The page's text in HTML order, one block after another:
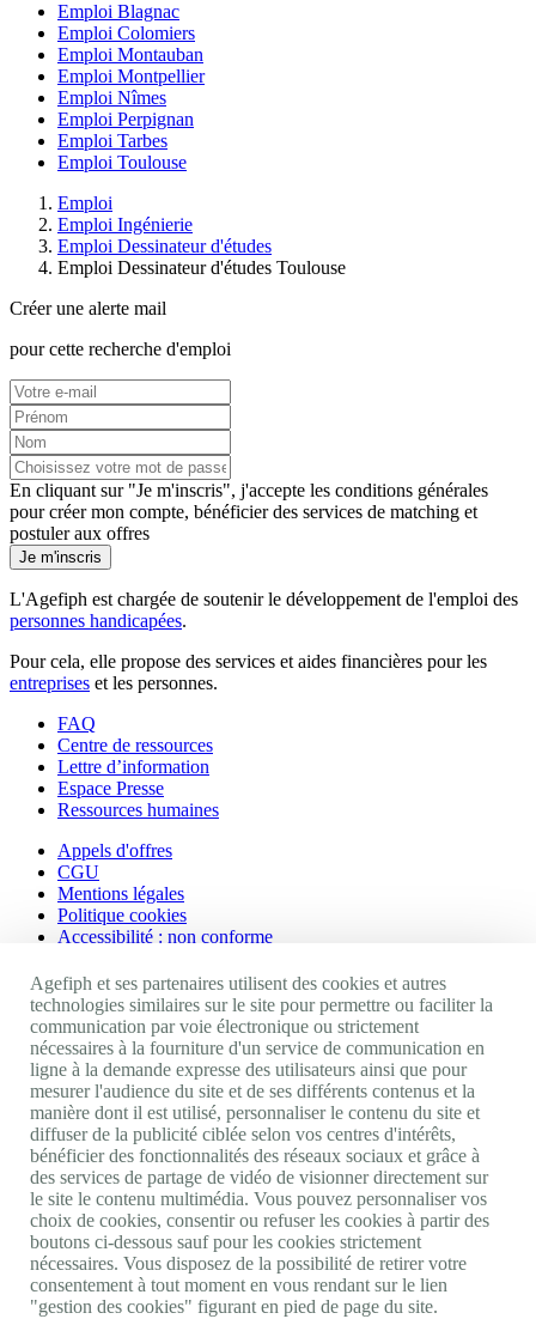
Emploi Blagnac
Emploi Colomiers
Emploi Montauban
Emploi Montpellier
Emploi Nîmes
Emploi Perpignan
Emploi Tarbes
Emploi Toulouse
Emploi
Emploi Ingénierie
Emploi Dessinateur d'études
Emploi Dessinateur d'études Toulouse
Créer une alerte mail
pour cette recherche d'emploi
En cliquant sur "Je m'inscris", j'accepte les conditions générales
pour créer mon compte, bénéficier des services de matching et
postuler aux offres
Je m'inscris
L'Agefiph est chargée de soutenir le développement de l'emploi des
personnes handicapées.
Pour cela, elle propose des services et aides financières pour les
entreprises et les personnes.
FAQ
Centre de ressources
Lettre d’information
Espace Presse
Ressources humaines
Appels d'offres
CGU
Mentions légales
Politique cookies
Accessibilité : non conforme
Nos autres sites
Site portail Agefiph
Activateur de progrès
Handinnov
Innovation et recherche
Université du RRH
Service AppuiPro
Nous suivre
Youtube
Linkedin
Facebook
Twitter
Agefiph et ses partenaires utilisent des cookies et autres
technologies similaires sur le site pour permettre ou faciliter la
communication par voie électronique ou strictement
nécessaires à la fourniture d'un service de communication en
ligne à la demande expresse des utilisateurs ainsi que pour
mesurer l'audience du site et de ses différents contenus et la
manière dont il est utilisé, personnaliser le contenu du site et
diffuser de la publicité ciblée selon vos centres d'intérêts,
bénéficier des fonctionnalités des réseaux sociaux et grâce à
des services de partage de vidéo de visionner directement sur
le site le contenu multimédia. Vous pouvez personnaliser vos
choix de cookies, consentir ou refuser les cookies à partir des
boutons ci-dessous sauf pour les cookies strictement
nécessaires. Vous disposez de la possibilité de retirer votre
consentement à tout moment en vous rendant sur le lien
"gestion des cookies" figurant en pied de page du site.